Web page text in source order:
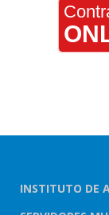
INSTITUTO DE